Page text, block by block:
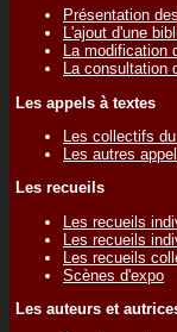
Présentation
L'ajout d'une
La modification
La consultation
Les appels à textes
Les collectifs
Les autres
Les recueils
Les recueils
Les recueils
Les recueils
Scènes d'expo
Les auteurs et